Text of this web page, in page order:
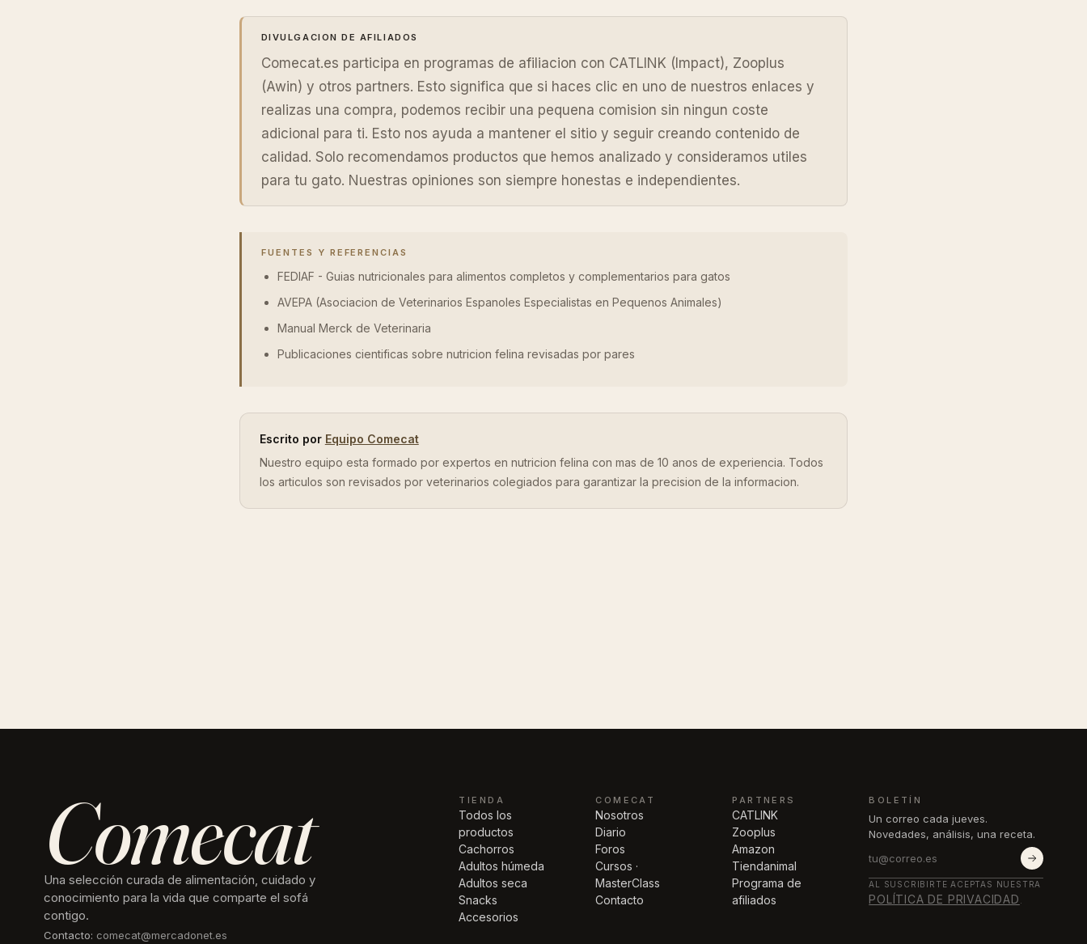
DIVULGACION DE AFILIADOS
Comecat.es participa en programas de afiliacion con CATLINK (Impact), Zooplus
(Awin) y otros partners. Esto significa que si haces clic en uno de nuestros enlaces y
realizas una compra, podemos recibir una pequena comision sin ningun coste
adicional para ti. Esto nos ayuda a mantener el sitio y seguir creando contenido de
calidad. Solo recomendamos productos que hemos analizado y consideramos utiles
para tu gato. Nuestras opiniones son siempre honestas e independientes.
FUENTES Y REFERENCIAS
FEDIAF - Guias nutricionales para alimentos completos y complementarios para gatos
AVEPA (Asociacion de Veterinarios Espanoles Especialistas en Pequenos Animales)
Manual Merck de Veterinaria
Publicaciones cientificas sobre nutricion felina revisadas por pares
Escrito por Equipo Comecat
Nuestro equipo esta formado por expertos en nutricion felina con mas de 10 anos de experiencia. Todos
los articulos son revisados por veterinarios colegiados para garantizar la precision de la informacion.
Comecat
Una selección curada de alimentación, cuidado y
conocimiento para la vida que comparte el sofá
contigo.
Contacto: comecat@mercadonet.es
TIENDA
Todos los
productos
Cachorros
Adultos húmeda
Adultos seca
Snacks
Accesorios
COMECAT
Nosotros
Diario
Foros
Cursos ·
MasterClass
Contacto
PARTNERS
CATLINK
Zooplus
Amazon
Tiendanimal
Programa de
afiliados
BOLETÍN
Un correo cada jueves.
Novedades, análisis, una receta.
AL SUSCRIBIRTE ACEPTAS NUESTRA
POLÍTICA DE PRIVACIDAD